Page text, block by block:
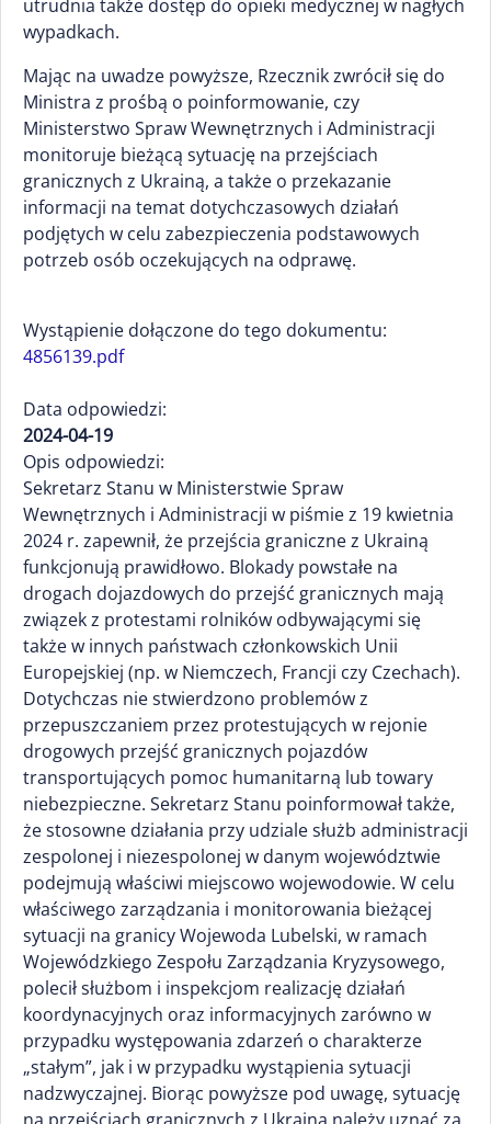
utrudnia także dostęp do opieki medycznej w nagłych
wypadkach.
Mając na uwadze powyższe, Rzecznik zwrócił się do
Ministra z prośbą o poinformowanie, czy
Ministerstwo Spraw Wewnętrznych i Administracji
monitoruje bieżącą sytuację na przejściach
granicznych z Ukrainą, a także o przekazanie
informacji na temat dotychczasowych działań
podjętych w celu zabezpieczenia podstawowych
potrzeb osób oczekujących na odprawę.
Wystąpienie dołączone do tego dokumentu:
4856139.pdf
Data odpowiedzi:
2024-04-19
Opis odpowiedzi:
Sekretarz Stanu w Ministerstwie Spraw
Wewnętrznych i Administracji w piśmie z 19 kwietnia
2024 r. zapewnił, że przejścia graniczne z Ukrainą
funkcjonują prawidłowo. Blokady powstałe na
drogach dojazdowych do przejść granicznych mają
związek z protestami rolników odbywającymi się
także w innych państwach członkowskich Unii
Europejskiej (np. w Niemczech, Francji czy Czechach).
Dotychczas nie stwierdzono problemów z
przepuszczaniem przez protestujących w rejonie
drogowych przejść granicznych pojazdów
transportujących pomoc humanitarną lub towary
niebezpieczne. Sekretarz Stanu poinformował także,
że stosowne działania przy udziale służb administracji
zespolonej i niezespolonej w danym województwie
podejmują właściwi miejscowo wojewodowie. W celu
właściwego zarządzania i monitorowania bieżącej
sytuacji na granicy Wojewoda Lubelski, w ramach
Wojewódzkiego Zespołu Zarządzania Kryzysowego,
polecił służbom i inspekcjom realizację działań
koordynacyjnych oraz informacyjnych zarówno w
przypadku występowania zdarzeń o charakterze
„stałym”, jak i w przypadku wystąpienia sytuacji
nadzwyczajnej. Biorąc powyższe pod uwagę, sytuację